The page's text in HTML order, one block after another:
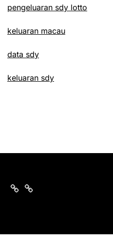
pengeluaran sdy lotto
keluaran macau
data sdy
keluaran sdy
keluaran
nomor